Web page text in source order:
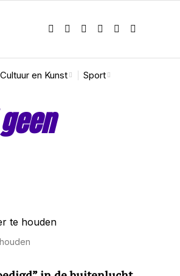
Cultuur en Kunst Sport